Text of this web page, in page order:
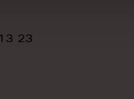
23